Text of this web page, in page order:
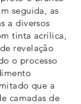
seguida, as
a diversos
tinta acrílica,
revelação
o processo
que a
camadas de